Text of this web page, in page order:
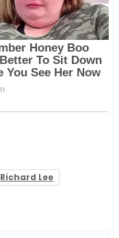
Richard Lee